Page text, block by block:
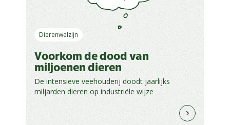
Dierenwelzijn
Voorkom de dood van
miljoenen dieren
De intensieve veehouderij doodt jaarlijks
miljarden dieren op industriële wijze